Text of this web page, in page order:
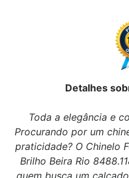
Detalhes
Toda a elegância e
Procurando por um
praticidade? O Chinelo
Brilho Beira Rio